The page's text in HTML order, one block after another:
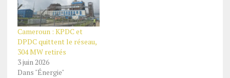
Cameroun : KPDC et
DPDC quittent le réseau,
304 MW retirés
3 juin 2026
Dans "Énergie"